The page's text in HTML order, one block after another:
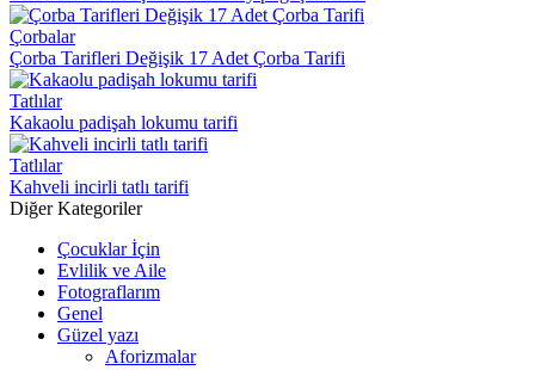
Çorbalar
Çorba Tarifleri Değişik 17 Adet Çorba Tarifi
Tatlılar
Kakaolu padişah lokumu tarifi
Tatlılar
Kahveli incirli tatlı tarifi
Diğer Kategoriler
Çocuklar İçin
Evlilik ve Aile
Fotograflarım
Genel
Güzel yazı
Aforizmalar